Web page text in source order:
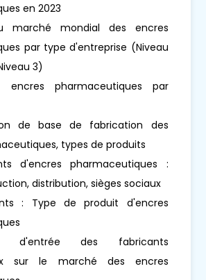
en 2023
marché mondial des encres
par type d'entreprise (Niveau
3)
encres pharmaceutiques par
de base de fabrication des
types de produits
d'encres pharmaceutiques :
distribution, sièges sociaux
: Type de produit d'encres
d'entrée des fabricants
sur le marché des encres